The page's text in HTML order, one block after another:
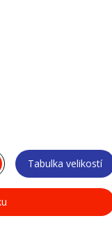
Tabulka velikostí